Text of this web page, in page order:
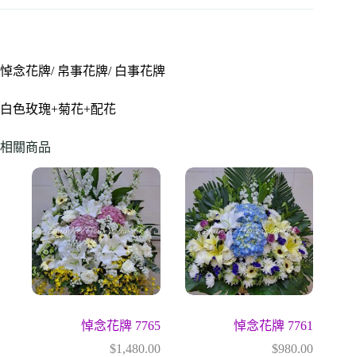
悼念花牌/ 帛事花牌/ 白事花牌
白色玫瑰+菊花+配花
相關商品
悼念花牌 7765
$1,480.00
悼念花牌 7761
$980.00